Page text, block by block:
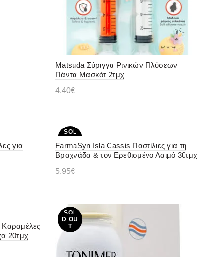
Matsuda Σύριγγα Ρινικών Πλύσεων
Πάντα Μασκότ 2τμχ
4.40€
για
SOL
T
FarmaSyn Isla Cassis Παστίλιες για τη
Βραχνάδα & τον Ερεθισμένο Λαιμό 30τμχ
5.95€
Καραμέλες
20τμχ
SOL
D OU
T